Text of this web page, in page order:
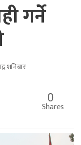
गर्ने
शनिबार
0
Shares